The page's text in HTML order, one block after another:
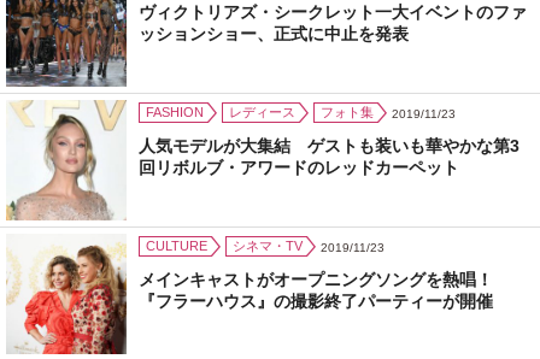
ヴィクトリアズ・シークレット一大イベントのファ
ッションショー、正式に中止を発表
FASHION レディース フォト集 2019/11/23
人気モデルが大集結 ゲストも装いも華やかな第3
回リボルブ・アワードのレッドカーペット
CULTURE シネマ・TV 2019/11/23
メインキャストがオープニングソングを熱唱！
『フラーハウス』の撮影終了パーティーが開催